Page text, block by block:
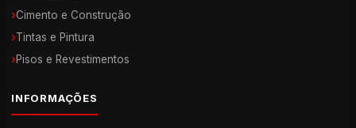
›Cimento e Construção
›Tintas e Pintura
›Pisos e Revestimentos
INFORMAÇÕES